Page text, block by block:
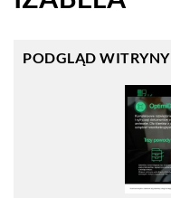
PODGLĄD WITRYNY